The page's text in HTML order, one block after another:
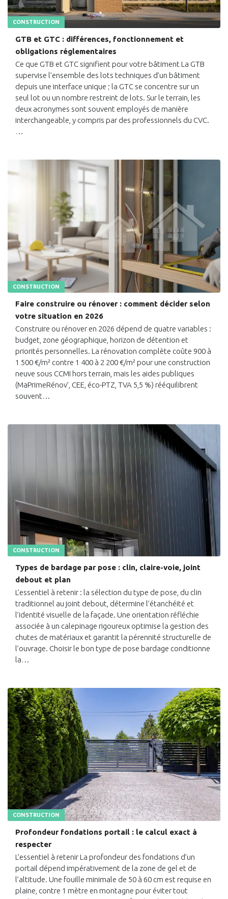
CONSTRUCTION
GTB et GTC : différences, fonctionnement et
obligations réglementaires
Ce que GTB et GTC signifient pour votre bâtiment La GTB
supervise l’ensemble des lots techniques d’un bâtiment
depuis une interface unique ; la GTC se concentre sur un
seul lot ou un nombre restreint de lots. Sur le terrain, les
deux acronymes sont souvent employés de manière
interchangeable, y compris par des professionnels du CVC.
…
CONSTRUCTION
Faire construire ou rénover : comment décider selon
votre situation en 2026
Construire ou rénover en 2026 dépend de quatre variables :
budget, zone géographique, horizon de détention et
priorités personnelles. La rénovation complète coûte 900 à
1 500 €/m² contre 1 400 à 2 200 €/m² pour une construction
neuve sous CCMI hors terrain, mais les aides publiques
(MaPrimeRénov’, CEE, éco-PTZ, TVA 5,5 %) rééquilibrent
souvent…
CONSTRUCTION
Types de bardage par pose : clin, claire-voie, joint
debout et plan
L’essentiel à retenir : la sélection du type de pose, du clin
traditionnel au joint debout, détermine l’étanchéité et
l’identité visuelle de la façade. Une orientation réfléchie
associée à un calepinage rigoureux optimise la gestion des
chutes de matériaux et garantit la pérennité structurelle de
l’ouvrage. Choisir le bon type de pose bardage conditionne
la…
CONSTRUCTION
Profondeur fondations portail : le calcul exact à
respecter
L’essentiel à retenir La profondeur des fondations d’un
portail dépend impérativement de la zone de gel et de
l’altitude. Une fouille minimale de 50 à 60 cm est requise en
plaine, contre 1 mètre en montagne pour éviter tout